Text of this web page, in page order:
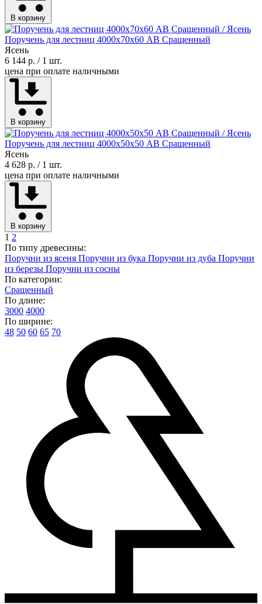
В корзину
Поручень для лестниц 4000х70х60 АВ Сращенный
Ясень
6 144 р. / 1 шт.
цена при оплате наличными
В корзину
Поручень для лестниц 4000х50х50 АВ Сращенный
Ясень
4 628 р. / 1 шт.
цена при оплате наличными
В корзину
1 2
По типу древесины:
Поручни из ясеня Поручни из бука Поручни из дуба Поручни
из березы Поручни из сосны
По категории:
Сращенный
По длине:
3000 4000
По ширине:
48 50 60 65 70